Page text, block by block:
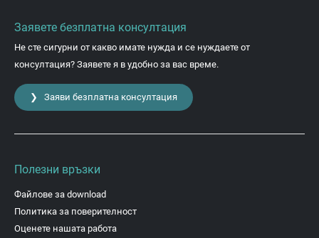
Заявете безплатна консултация
Не сте сигурни от какво имате нужда и се нуждаете от
консултация? Заявете я в удобно за вас време.
❯ Заяви безплатна консултация
Полезни връзки
Файлове за download
Политика за поверителност
Оценете нашата работа